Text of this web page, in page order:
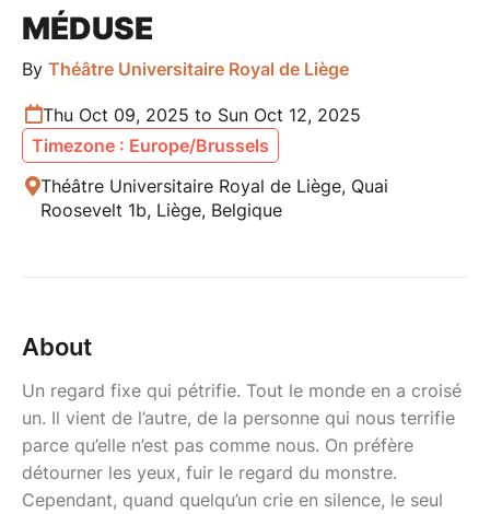
MÉDUSE
By Théâtre Universitaire Royal de Liège
Thu Oct 09, 2025 to Sun Oct 12, 2025
Timezone : Europe/Brussels
Théâtre Universitaire Royal de Liège, Quai
Roosevelt 1b, Liège, Belgique
About
Un regard fixe qui pétrifie. Tout le monde en a croisé
un. Il vient de l’autre, de la personne qui nous terrifie
parce qu’elle n’est pas comme nous. On préfère
détourner les yeux, fuir le regard du monstre.
Cependant, quand quelqu’un crie en silence, le seul